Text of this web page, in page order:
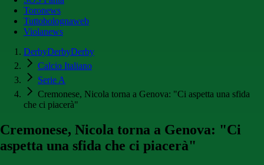
Toronews
Tuttobolognaweb
Violanews
DerbyDerbyDerby
Calcio Italiano
Serie A
Cremonese, Nicola torna a Genova: "Ci aspetta una sfida
che ci piacerà"
Cremonese, Nicola torna a Genova: "Ci
aspetta una sfida che ci piacerà"